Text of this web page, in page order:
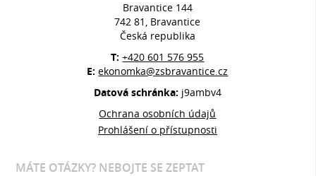
Bravantice 144
742 81, Bravantice
Česká republika
T:+420 601 576 955
E:ekonomka@zsbravantice.cz
Datová schránka: j9ambv4
Ochrana osobních údajů
Prohlášení o přístupnosti
MÁTE OTÁZKY? NEBOJTE SE ZEPTAT